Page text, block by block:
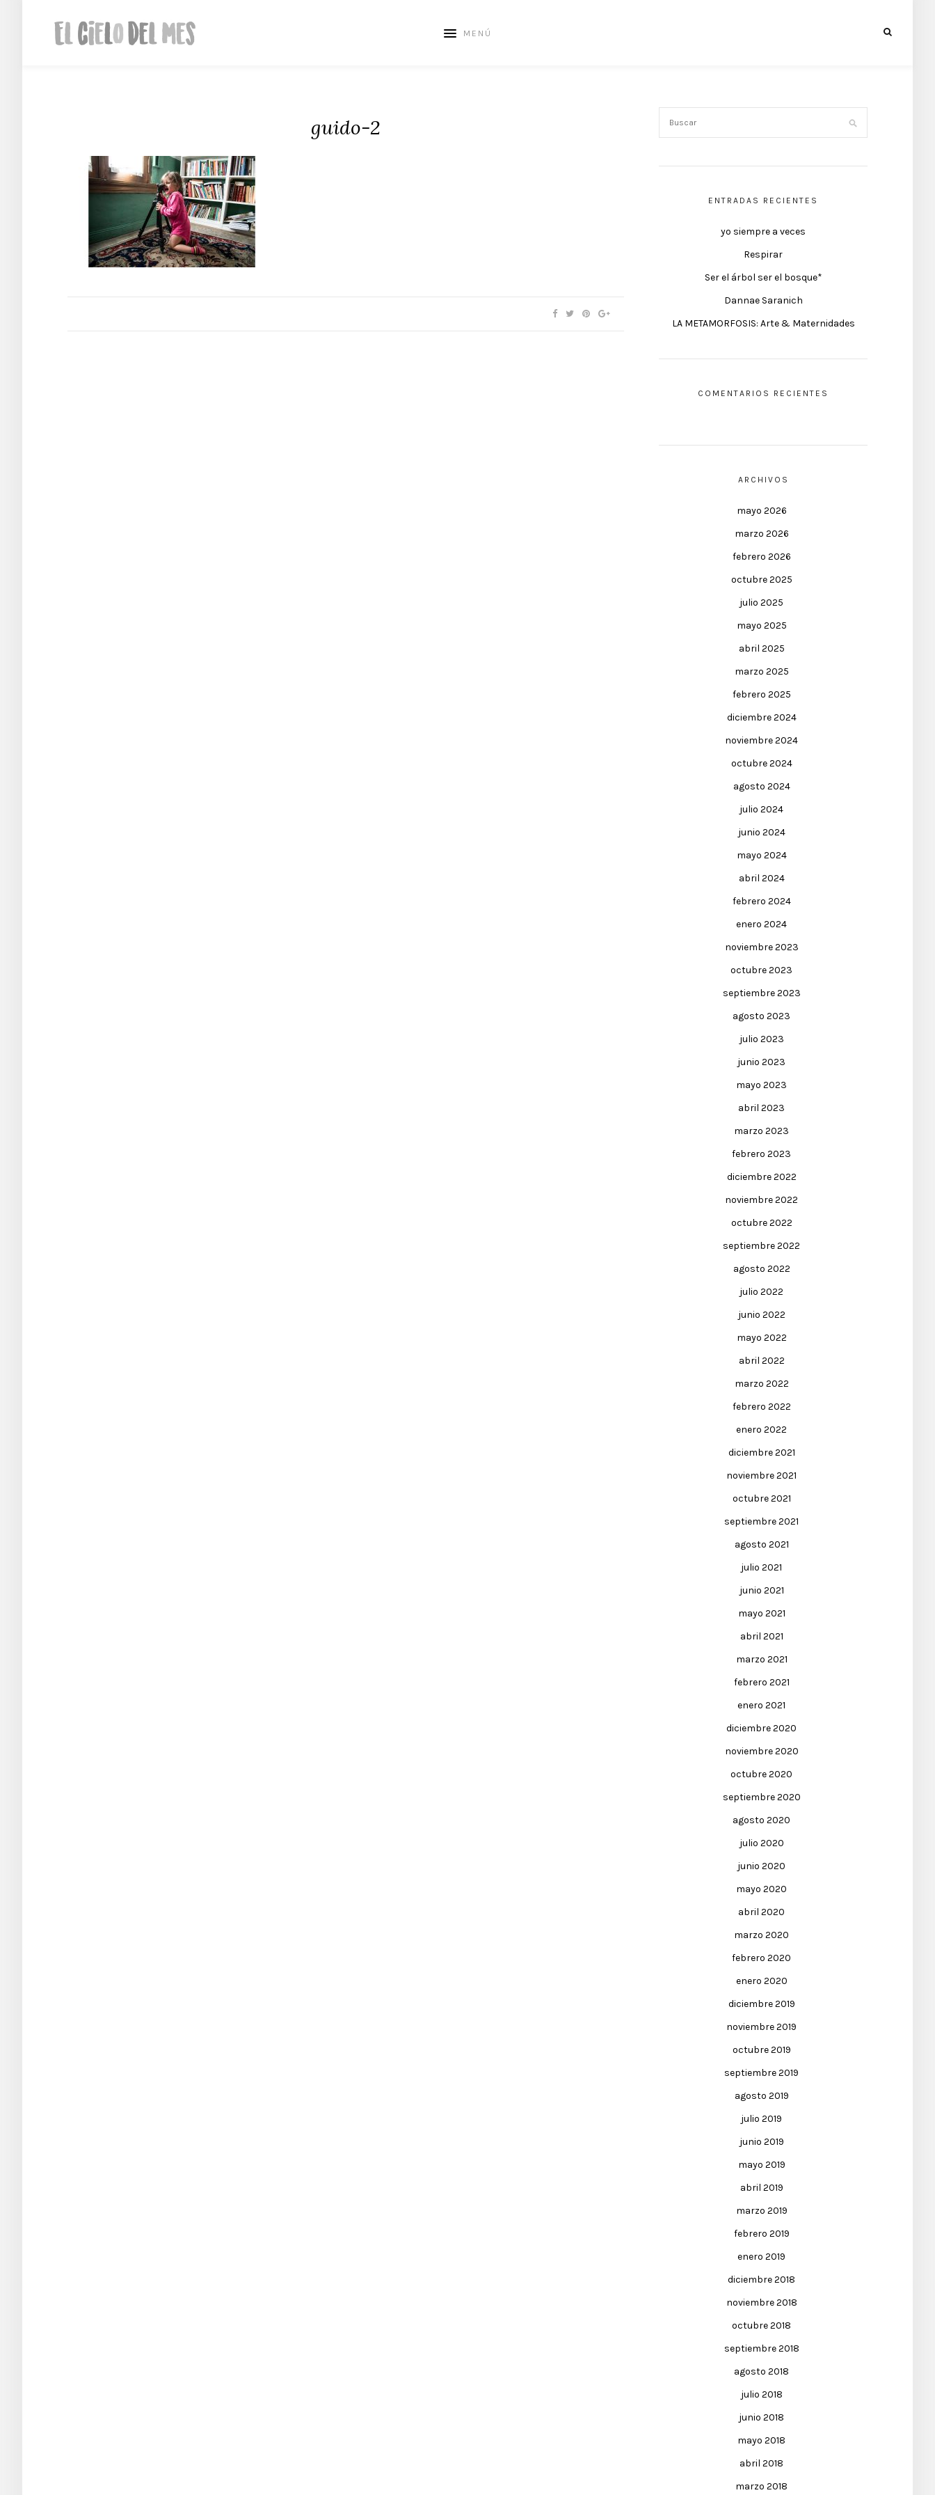
MENÚ
guido-2
ENTRADAS RECIENTES
yo siempre a veces
Respirar
Ser el árbol ser el bosque*
Dannae Saranich
LA METAMORFOSIS: Arte & Maternidades
COMENTARIOS RECIENTES
ARCHIVOS
mayo 2026
marzo 2026
febrero 2026
octubre 2025
julio 2025
mayo 2025
abril 2025
marzo 2025
febrero 2025
diciembre 2024
noviembre 2024
octubre 2024
agosto 2024
julio 2024
junio 2024
mayo 2024
abril 2024
febrero 2024
enero 2024
noviembre 2023
octubre 2023
septiembre 2023
agosto 2023
julio 2023
junio 2023
mayo 2023
abril 2023
marzo 2023
febrero 2023
diciembre 2022
noviembre 2022
octubre 2022
septiembre 2022
agosto 2022
julio 2022
junio 2022
mayo 2022
abril 2022
marzo 2022
febrero 2022
enero 2022
diciembre 2021
noviembre 2021
octubre 2021
septiembre 2021
agosto 2021
julio 2021
junio 2021
mayo 2021
abril 2021
marzo 2021
febrero 2021
enero 2021
diciembre 2020
noviembre 2020
octubre 2020
septiembre 2020
agosto 2020
julio 2020
junio 2020
mayo 2020
abril 2020
marzo 2020
febrero 2020
enero 2020
diciembre 2019
noviembre 2019
octubre 2019
septiembre 2019
agosto 2019
julio 2019
junio 2019
mayo 2019
abril 2019
marzo 2019
febrero 2019
enero 2019
diciembre 2018
noviembre 2018
octubre 2018
septiembre 2018
agosto 2018
julio 2018
junio 2018
mayo 2018
abril 2018
marzo 2018